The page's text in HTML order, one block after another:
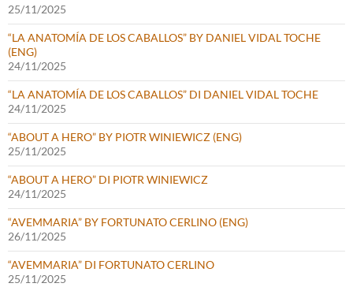
25/11/2025
“LA ANATOMÍA DE LOS CABALLOS” BY DANIEL VIDAL TOCHE
(ENG)
24/11/2025
“LA ANATOMÍA DE LOS CABALLOS” DI DANIEL VIDAL TOCHE
24/11/2025
“ABOUT A HERO” BY PIOTR WINIEWICZ (ENG)
25/11/2025
“ABOUT A HERO” DI PIOTR WINIEWICZ
24/11/2025
“AVEMMARIA” BY FORTUNATO CERLINO (ENG)
26/11/2025
“AVEMMARIA” DI FORTUNATO CERLINO
25/11/2025